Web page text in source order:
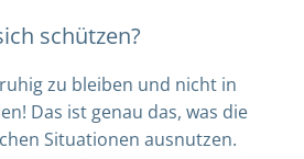
schützen?
zu bleiben und nicht in
Das ist genau das, was die
Situationen ausnutzen.